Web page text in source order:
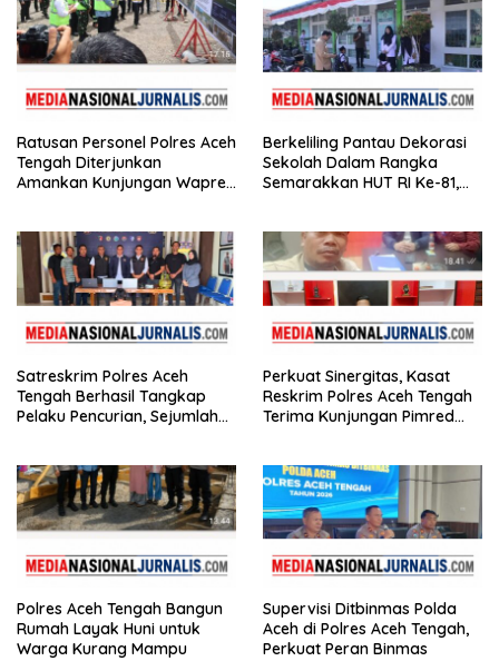
Ratusan Personel Polres Aceh
Tengah Diterjunkan
Amankan Kunjungan Wapres
Berkeliling Pantau Dekorasi
Sekolah Dalam Rangka
Semarakkan HUT RI Ke-81,
Meriah
Satreskrim Polres Aceh
Tengah Berhasil Tangkap
Pelaku Pencurian, Sejumlah
Perkuat Sinergitas, Kasat
Reskrim Polres Aceh Tengah
Terima Kunjungan Pimred
Polres Aceh Tengah Bangun
Rumah Layak Huni untuk
Warga Kurang Mampu
Supervisi Ditbinmas Polda
Aceh di Polres Aceh Tengah,
Perkuat Peran Binmas